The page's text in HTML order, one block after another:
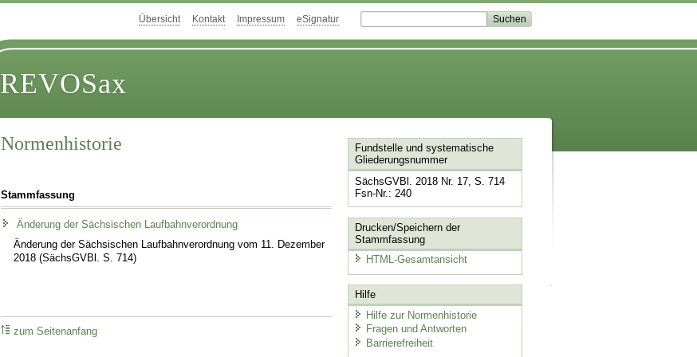
Übersicht Kontakt Impressum eSignatur
REVOSax
Normenhistorie
Stammfassung
Änderung der Sächsischen Laufbahnverordnung
Änderung der Sächsischen Laufbahnverordnung vom 11. Dezember
2018 (SächsGVBl. S. 714)
zum Seitenanfang
Fundstelle und systematische
Gliederungsnummer
SächsGVBl. 2018 Nr. 17, S. 714
Fsn-Nr.: 240
Drucken/Speichern der
Stammfassung
HTML-Gesamtansicht
Hilfe
Hilfe zur Normenhistorie
Fragen und Antworten
Barrierefreiheit